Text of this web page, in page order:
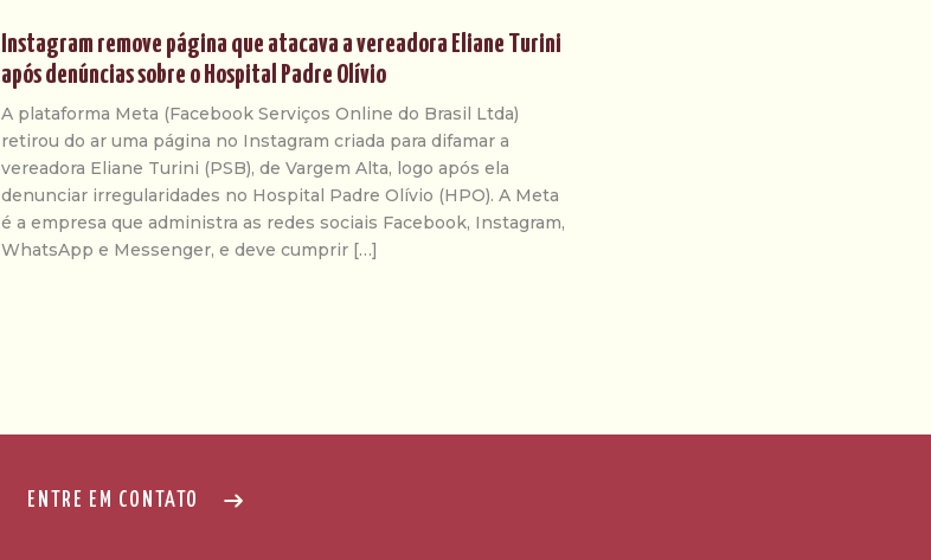
Instagram remove página que atacava a vereadora Eliane Turini
após denúncias sobre o Hospital Padre Olívio
A plataforma Meta (Facebook Serviços Online do Brasil Ltda)
retirou do ar uma página no Instagram criada para difamar a
vereadora Eliane Turini (PSB), de Vargem Alta, logo após ela
denunciar irregularidades no Hospital Padre Olívio (HPO). A Meta
é a empresa que administra as redes sociais Facebook, Instagram,
WhatsApp e Messenger, e deve cumprir […]
ENTRE EM CONTATO